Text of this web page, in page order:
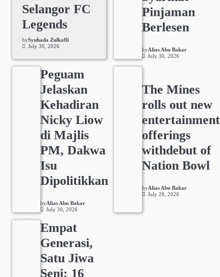
Selangor FC
Legends
bySyuhada Zulkafli
July 30, 2026
Pinjaman
Berlesen
byAlias Abu Bakar
July 30, 2026
Peguam
Jelaskan
Kehadiran
Nicky Liow
di Majlis
PM, Dakwa
Isu
Dipolitikkan
byAlias Abu Bakar
July 30, 2026
The Mines
rolls out new
entertainment
offerings
withdebut of
Nation Bowl
byAlias Abu Bakar
July 29, 2026
Empat
Generasi,
Satu Jiwa
Seni: 16